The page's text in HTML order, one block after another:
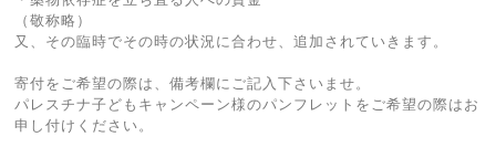
（敬称略）
又、その臨時でその時の状況に合わせ、追加されていきます。
寄付をご希望の際は、備考欄にご記入下さいませ。
パレスチナ子どもキャンペーン様のパンフレットをご希望の際はお
申し付けください。